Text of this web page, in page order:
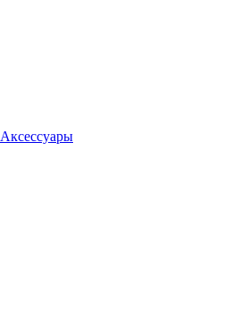
Аксессуары